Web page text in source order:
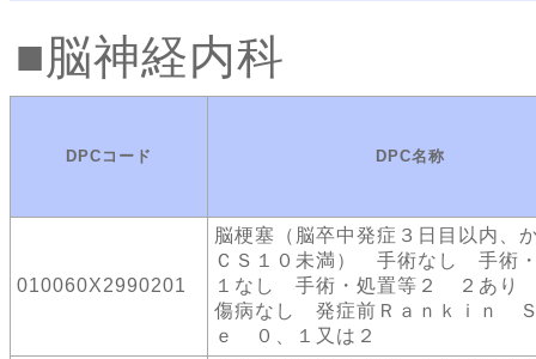
脳神経内科
DPCコード DPC名称
010060X2990201
脳梗塞（脳卒中発症３日目以内、
ＣＳ１０未満） 手術なし 手術
１なし 手術・処置等２ ２あり
傷病なし 発症前Ｒａｎｋｉｎ
ｅ ０、１又は２